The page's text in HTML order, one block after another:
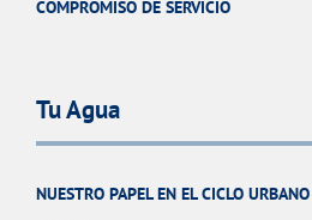
COMPROMISO DE SERVICIO
Tu Agua
NUESTRO PAPEL EN EL CICLO URBANO